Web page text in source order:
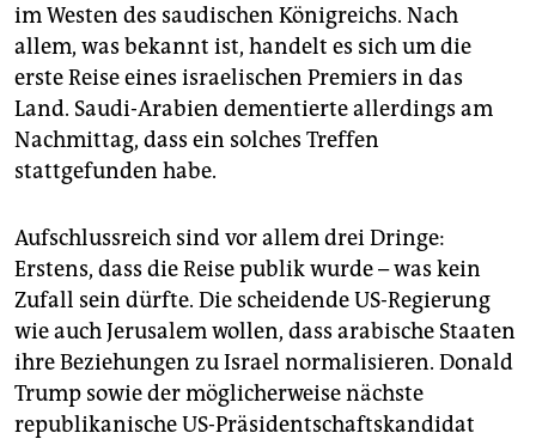
im Westen des saudischen Königreichs. Nach
allem, was bekannt ist, handelt es sich um die
erste Reise eines israelischen Premiers in das
Land. Saudi-Arabien dementierte allerdings am
Nachmittag, dass ein solches Treffen
stattgefunden habe.
Aufschlussreich sind vor allem drei Dringe:
Erstens, dass die Reise publik wurde – was kein
Zufall sein dürfte. Die scheidende US-Regierung
wie auch Jerusalem wollen, dass arabische Staaten
ihre Beziehungen zu Israel normalisieren. Donald
Trump sowie der möglicherweise nächste
republikanische US-Präsidentschaftskandidat